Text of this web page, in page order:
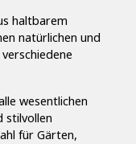
haltbarem
natürlichen und
wesentlichen
stilvollen
für Gärten,